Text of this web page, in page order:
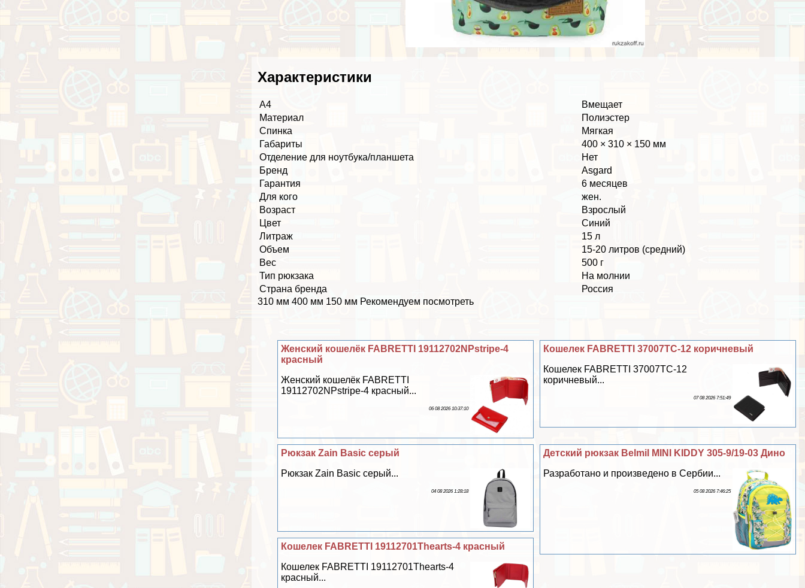
Хаpaктеристики
А4
Вмещает
Материал
Полиэстер
Спинка
Мягкая
Габариты
400 × 310 × 150 мм
Отделение для ноутбука/планшета
Нет
Бренд
Asgard
Гарантия
6 месяцев
Для кого
жен.
Возраст
Взрослый
Цвет
Синий
Литраж
15 л
Объем
15-20 литров (средний)
Вес
500 г
Тип рюкзака
На молнии
Страна бренда
Россия
310 мм 400 мм 150 мм Рекомендуем посмотреть
Кошелек FABRETTI 37007TC-12 коричневый
Кошелек FABRETTI 37007TC-12
коричневый...
07 08 2026 7:51:49
Женский кошелёк FABRETTI 19112702NPstripe-4
красный
Женский кошелёк FABRETTI
19112702NPstripe-4 красный...
06 08 2026 10:37:10
Детский рюкзак Belmil MINI KIDDY 305-9/19-03 Дино
Разработано и произведено в Сербии...
05 08 2026 7:46:25
Рюкзак Zain Basic серый
Рюкзак Zain Basic серый...
04 08 2026 1:28:18
Кошелек FABRETTI 19112701Thearts-4 красный
Кошелек FABRETTI 19112701Thearts-4
красный...